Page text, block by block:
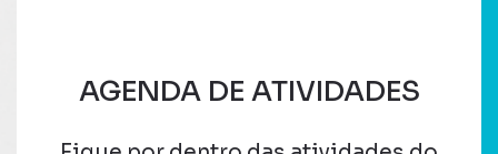
AGENDA DE ATIVIDADES